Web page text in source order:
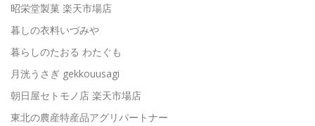
昭栄堂製菓 楽天市場店
暮しの衣料いづみや
暮らしのたおる わたぐも
月洸うさぎ gekkouusagi
朝日屋セトモノ店 楽天市場店
東北の農産特産品アグリパートナー